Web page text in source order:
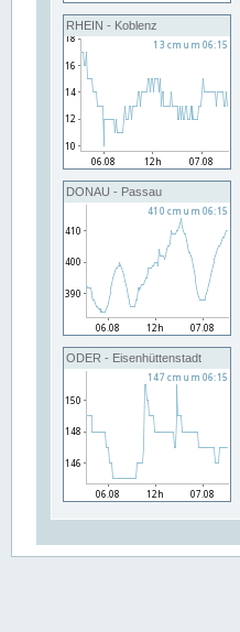
RHEIN - Koblenz
DONAU - Passau
ODER - Eisenhüttenstadt